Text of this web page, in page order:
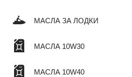
МАСЛА ЗА ЛОДКИ
МАСЛА 10W30
МАСЛА 10W40